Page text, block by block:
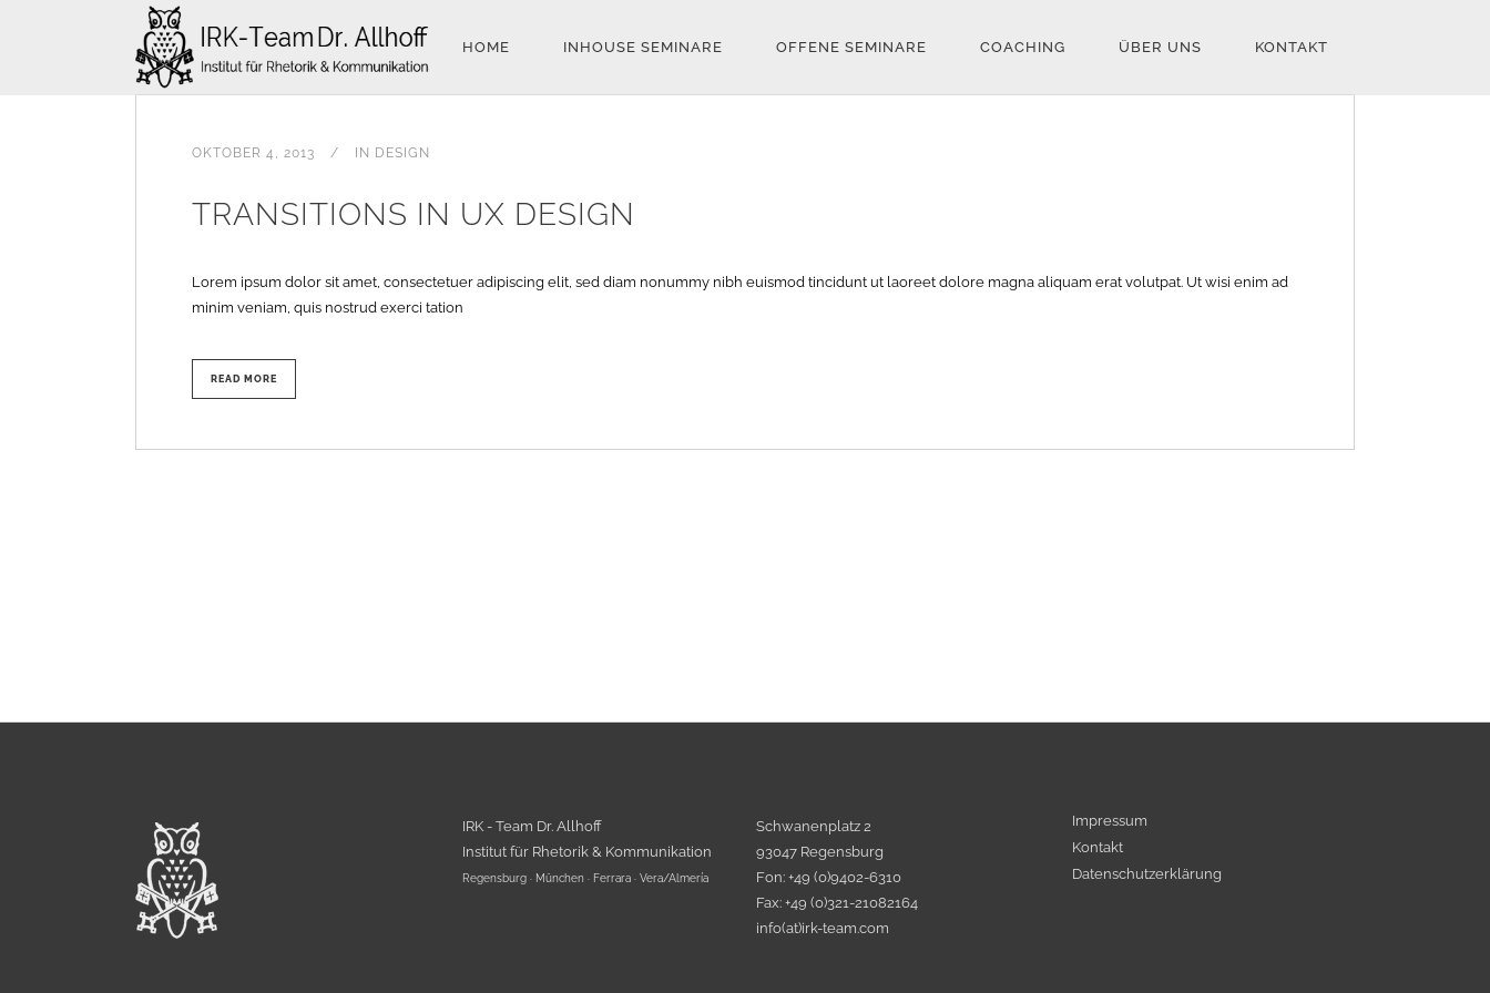
HOME INHOUSE SEMINARE OFFENE SEMINARE COACHING ÜBER UNS KONTAKT
OKTOBER 4, 2013 IN DESIGN
TRANSITIONS IN UX DESIGN
Lorem ipsum dolor sit amet, consectetuer adipiscing elit, sed diam nonummy nibh euismod tincidunt ut laoreet dolore magna aliquam erat volutpat. Ut wisi enim ad
minim veniam, quis nostrud exerci tation
READ MORE
IRK - Team Dr. Allhoff
Institut für Rhetorik & Kommunikation
Regensburg · München · Ferrara · Vera/Almería
Schwanenplatz 2
93047 Regensburg
Fon: +49 (0)9402-6310
Fax: +49 (0)321-21082164
info(at)irk-team.com
Impressum
Kontakt
Datenschutzerklärung